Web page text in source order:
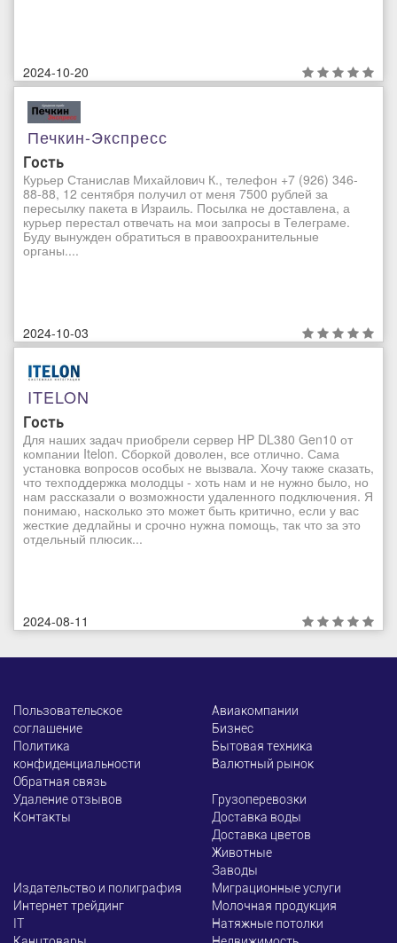
2024-10-20
Печкин-Экспресс
Гость
Курьер Станислав Михайлович К., телефон +7 (926) 346-
88-88, 12 сентября получил от меня 7500 рублей за
пересылку пакета в Израиль. Посылка не доставлена, а
курьер перестал отвечать на мои запросы в Телеграме.
Буду вынужден обратиться в правоохранительные
органы....
2024-10-03
ITELON
Гость
Для наших задач приобрели сервер HP DL380 Gen10 от
компании Itelon. Сборкой доволен, все отлично. Сама
установка вопросов особых не вызвала. Хочу также сказать,
что техподдержка молодцы - хоть нам и не нужно было, но
нам рассказали о возможности удаленного подключения. Я
понимаю, насколько это может быть критично, если у вас
жесткие дедлайны и срочно нужна помощь, так что за это
отдельный плюсик...
2024-08-11
Пользовательское
соглашение
Политика
конфиденциальности
Обратная связь
Удаление отзывов
Контакты
Авиакомпании
Бизнес
Бытовая техника
Валютный рынок
Грузоперевозки
Доставка воды
Доставка цветов
Животные
Заводы
Издательство и полиграфия
Интернет трейдинг
ІТ
Миграционные услуги
Молочная продукция
Натяжные потолки